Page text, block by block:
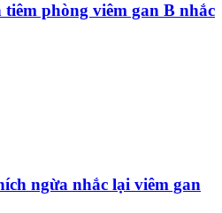
phòng viêm gan B nhắc
ngừa nhắc lại viêm gan